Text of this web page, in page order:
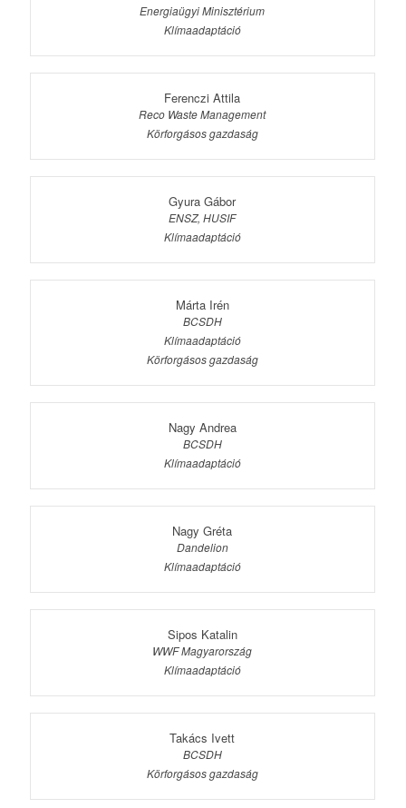
Energiaügyi Minisztérium
Klímaadaptáció
Ferenczi Attila
Reco Waste Management
Körforgásos gazdaság
Gyura Gábor
ENSZ, HUSIF
Klímaadaptáció
Márta Irén
BCSDH
Klímaadaptáció
Körforgásos gazdaság
Nagy Andrea
BCSDH
Klímaadaptáció
Nagy Gréta
Dandelion
Klímaadaptáció
Sipos Katalin
WWF Magyarország
Klímaadaptáció
Takács Ivett
BCSDH
Körforgásos gazdaság